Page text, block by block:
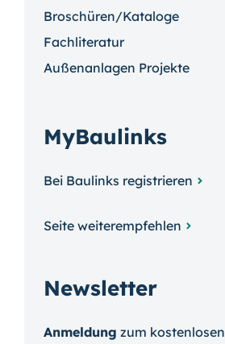
Broschüren/Kataloge
Fachliteratur
Außenanlagen Projekte
MyBaulinks
Bei Baulinks registrieren
Seite weiterempfehlen
Newsletter
Anmeldung zum kosten­losen